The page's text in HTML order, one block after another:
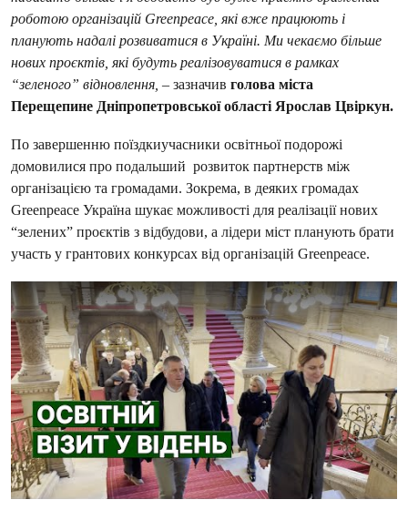
роботою організацій Greenpeace, які вже працюють і
планують надалі розвиватися в Україні. Ми чекаємо більше
нових проєктів, які будуть реалізовуватися в рамках
“зеленого” відновлення, – зазначив голова міста
Перещепине Дніпропетровської області Ярослав Цвіркун.
По завершенню поїздкиучасники освітньої подорожі
домовилися про подальший розвиток партнерств між
організацією та громадами. Зокрема, в деяких громадах
Greenpeace Україна шукає можливості для реалізації нових
“зелених” проєктів з відбудови, а лідери міст планують брати
участь у грантових конкурсах від організацій Greenpeace.